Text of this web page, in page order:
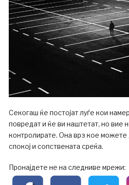
Секогаш ќе постојат луѓе кои
повредат и ќе ви наштетат, но вие
контролирате. Она врз кое можете
спокој и сопствената среќа.
Пронајдете не на следниве мрежи: